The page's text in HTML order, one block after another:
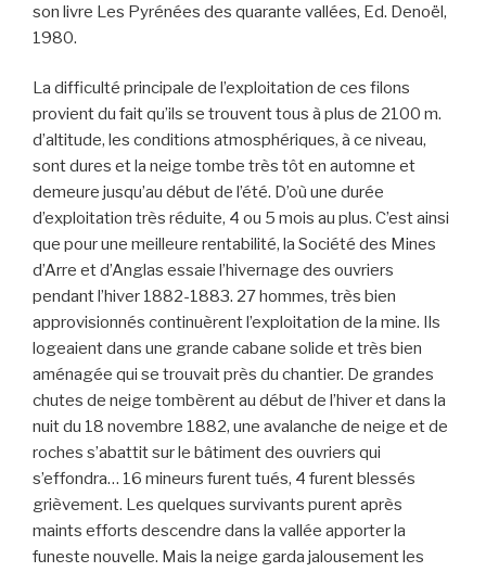
son livre Les Pyrénées des quarante vallées, Ed. Denoël,
1980.
La difficulté principale de l’exploitation de ces filons
provient du fait qu’ils se trouvent tous à plus de 2100 m.
d’altitude, les conditions atmosphériques, à ce niveau,
sont dures et la neige tombe très tôt en automne et
demeure jusqu’au début de l’été. D’où une durée
d’exploitation très réduite, 4 ou 5 mois au plus. C’est ainsi
que pour une meilleure rentabilité, la Société des Mines
d’Arre et d’Anglas essaie l’hivernage des ouvriers
pendant l’hiver 1882-1883. 27 hommes, très bien
approvisionnés continuèrent l’exploitation de la mine. Ils
logeaient dans une grande cabane solide et très bien
aménagée qui se trouvait près du chantier. De grandes
chutes de neige tombèrent au début de l’hiver et dans la
nuit du 18 novembre 1882, une avalanche de neige et de
roches s’abattit sur le bâtiment des ouvriers qui
s’effondra… 16 mineurs furent tués, 4 furent blessés
grièvement. Les quelques survivants purent après
maints efforts descendre dans la vallée apporter la
funeste nouvelle. Mais la neige garda jalousement les